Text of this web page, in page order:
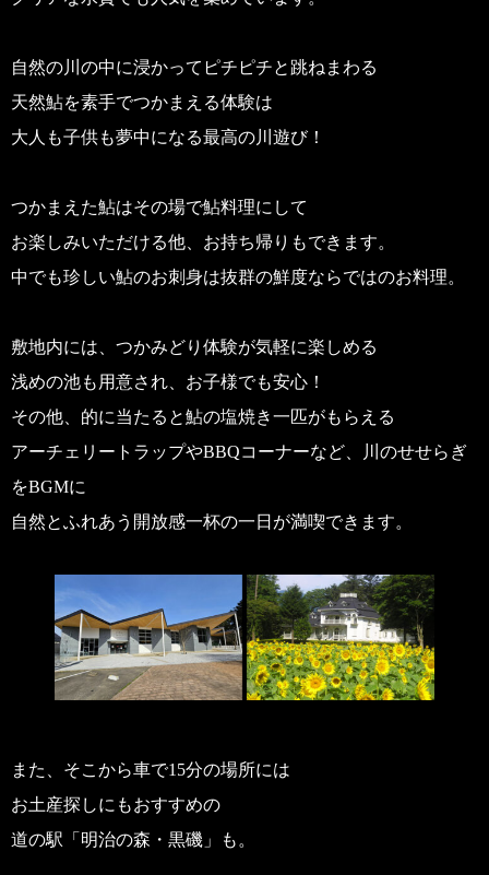
自然の川の中に浸かってピチピチと跳ねまわる
天然鮎を素手でつかまえる体験は
大人も子供も夢中になる最高の川遊び！
つかまえた鮎はその場で鮎料理にして
お楽しみいただける他、お持ち帰りもできます。
中でも珍しい鮎のお刺身は抜群の鮮度ならではのお料理。
敷地内には、つかみどり体験が気軽に楽しめる
浅めの池も用意され、お子様でも安心！
その他、的に当たると鮎の塩焼き一匹がもらえる
アーチェリートラップやBBQコーナーなど、川のせせらぎ
をBGMに
自然とふれあう開放感一杯の一日が満喫できます。
また、そこから車で15分の場所には
お土産探しにもおすすめの
道の駅「明治の森・黒磯」も。